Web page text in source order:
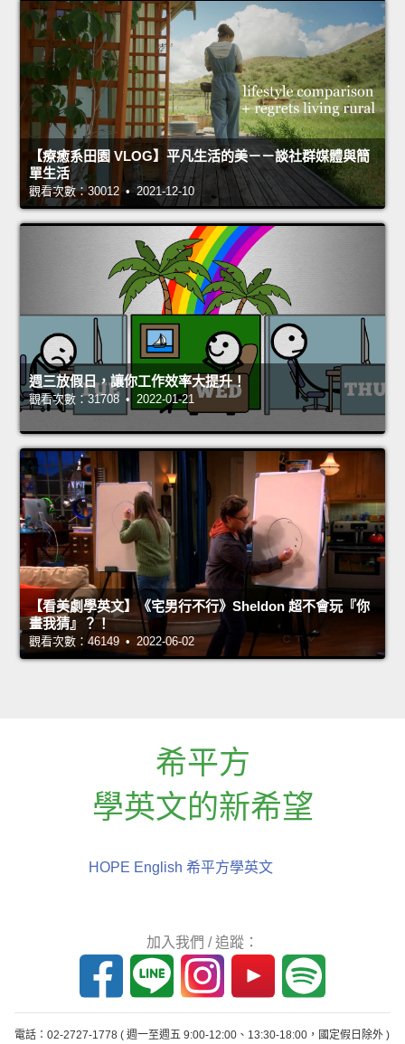
【療癒系田園 VLOG】平凡生活的美－－談社群媒體與簡
單生活
觀看次數：30012 • 2021-12-10
週三放假日，讓你工作效率大提升！
觀看次數：31708 • 2022-01-21
【看美劇學英文】《宅男行不行》Sheldon 超不會玩『你
畫我猜』？！
觀看次數：46149 • 2022-06-02
希平方
學英文的新希望
HOPE English 希平方學英文
加入我們 / 追蹤：
電話：02-2727-1778 ( 週一至週五 9:00-12:00、13:30-18:00，國定假日除外 )